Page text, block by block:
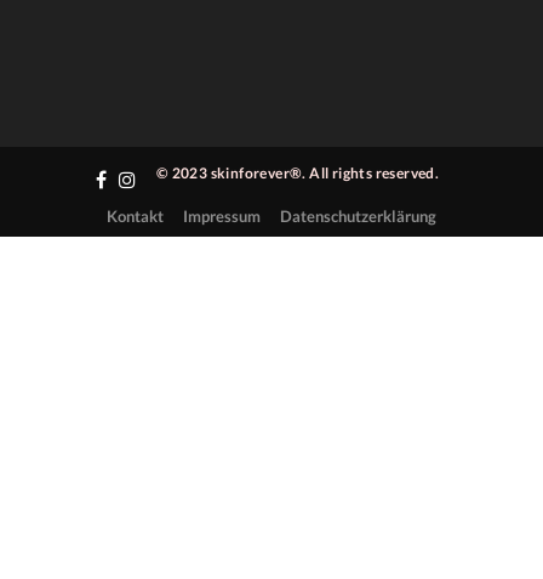
© 2023 skinforever®. All rights reserved.
Kontakt Impressum Datenschutzerklärung